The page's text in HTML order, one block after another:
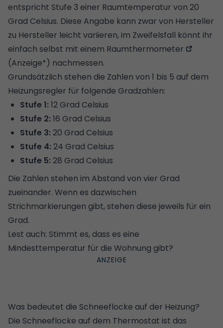
entspricht Stufe 3 einer Raumtemperatur von 20
Grad Celsius. Diese Angabe kann zwar von Hersteller
zu Hersteller leicht variieren, im Zweifelsfall könnt ihr
einfach selbst mit einem Raumthermometer
(Anzeige*) nachmessen.
Grundsätzlich stehen die Zahlen von 1 bis 5 auf dem
Heizungsregler für folgende Gradzahlen:
Stufe 1: 12 Grad Celsius
Stufe 2: 16 Grad Celsius
Stufe 3: 20 Grad Celsius
Stufe 4: 24 Grad Celsius
Stufe 5: 28 Grad Celsius
Die Zahlen stehen im Abstand von vier Grad
zueinander. Wenn es dazwischen
Strichmarkierungen gibt, stehen diese jeweils für ein
Grad.
Lest auch: Stimmt es, dass es eine
Mindesttemperatur für die Wohnung gibt?
Was bedeutet die Schneeflocke auf der Heizung?
Die Schneeflocke auf dem Thermostat ist das